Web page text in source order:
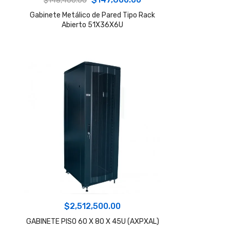
precio
original
precio
Gabinete Metálico de Pared Tipo Rack
Abierto 51X36X6U
$2,512,500.00
GABINETE PISO 60 X 80 X 45U (AXPXAL)